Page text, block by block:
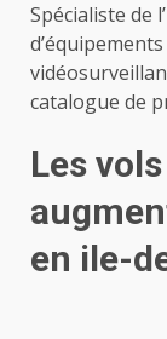
Spécialiste de
catalogue de
Les
en ile-